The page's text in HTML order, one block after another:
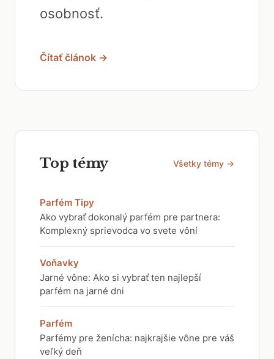
osobnosť.
Čítať článok →
Top témy Všetky témy →
Parfém Tipy
Ako vybrať dokonalý parfém pre partnera:
Komplexný sprievodca vo svete vôní
Voňavky
Jarné vône: Ako si vybrať ten najlepší
parfém na jarné dni
Parfém
Parfémy pre ženícha: najkrajšie vône pre váš
veľký deň